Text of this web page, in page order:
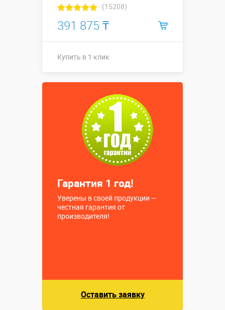
(15208)
391 875 ₸
Купить в 1 клик
Больше деталей →
Смотреть видео
Купить в 1 клик
Гарантия 1 год!
Уверены в своей продукции —
честная гарантия от
производителя!
Оставить заявку